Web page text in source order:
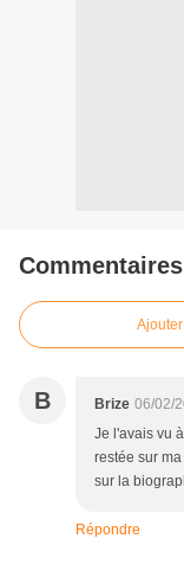
Commentaires
B Brize 06/02/
Je l'avais vu
restée sur
sur la
Répondre